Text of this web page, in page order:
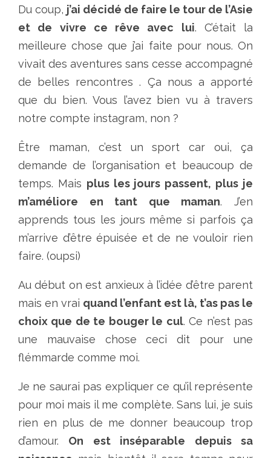
Du coup, j’ai décidé de faire le tour de l’Asie
et de vivre ce rêve avec lui. C’était la
meilleure chose que j’ai faite pour nous. On
vivait des aventures sans cesse accompagné
de belles rencontres . Ça nous a apporté
que du bien. Vous l’avez bien vu à travers
notre compte instagram, non ?
Être maman, c’est un sport car oui, ça
demande de l’organisation et beaucoup de
temps. Mais plus les jours passent, plus je
m’améliore en tant que maman. J’en
apprends tous les jours même si parfois ça
m’arrive d’être épuisée et de ne vouloir rien
faire. (oupsi)
Au début on est anxieux à l’idée d’être parent
mais en vrai quand l’enfant est là, t’as pas le
choix que de te bouger le cul. Ce n’est pas
une mauvaise chose ceci dit pour une
flémmarde comme moi.
Je ne saurai pas expliquer ce qu’il représente
pour moi mais il me complète. Sans lui, je suis
rien en plus de me donner beaucoup trop
d’amour. On est inséparable depuis sa